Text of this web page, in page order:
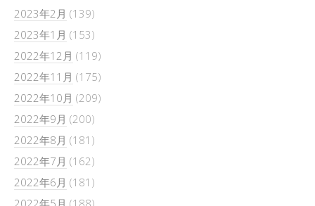
2023年2月 (139)
2023年1月 (153)
2022年12月 (119)
2022年11月 (175)
2022年10月 (209)
2022年9月 (200)
2022年8月 (181)
2022年7月 (162)
2022年6月 (181)
2022年5月 (188)